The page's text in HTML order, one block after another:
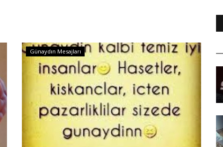
Günaydın Mesajları